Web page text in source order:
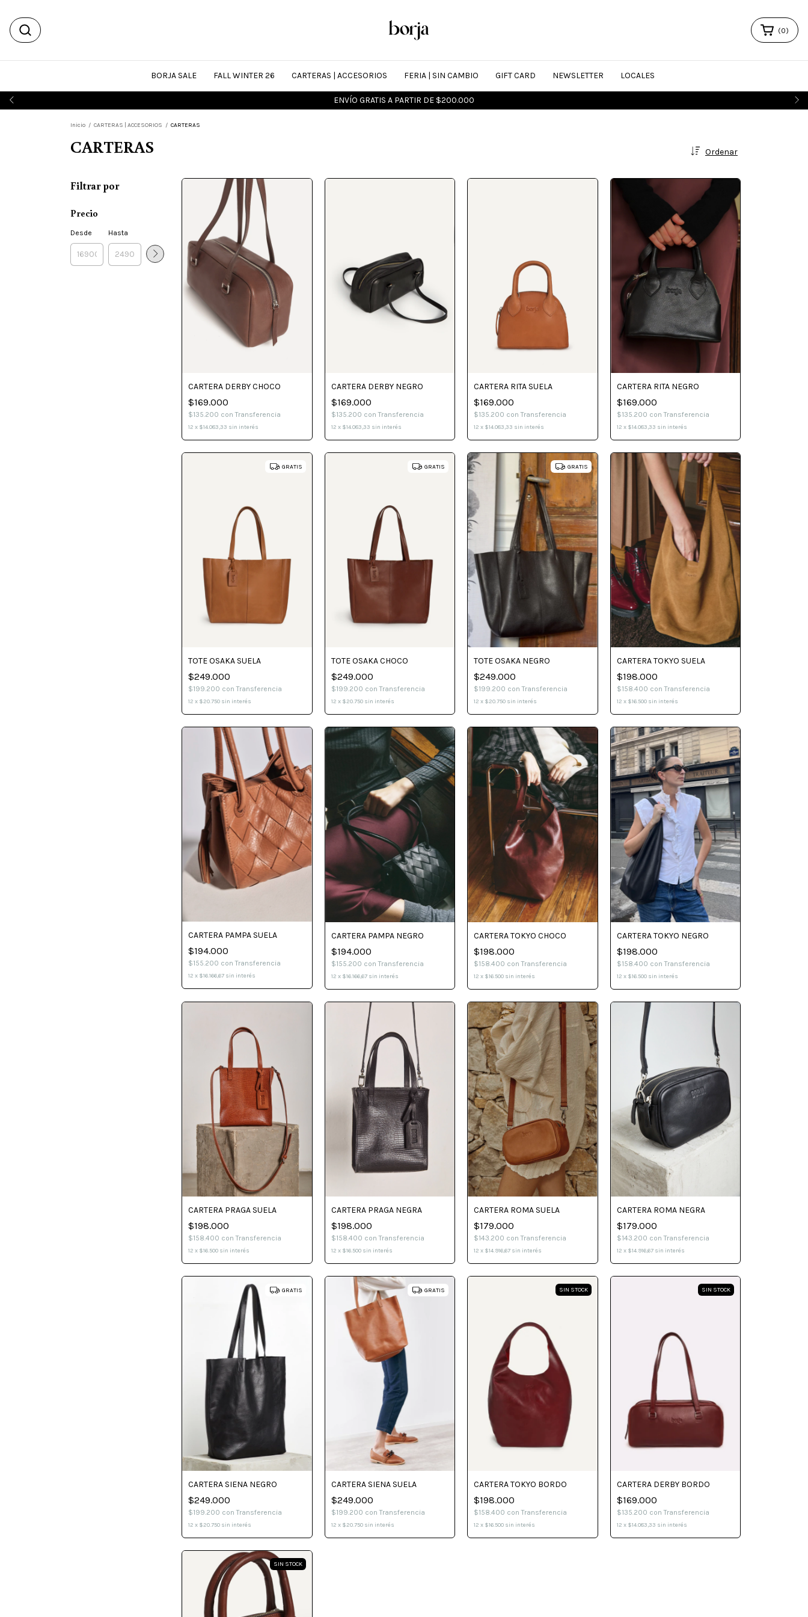
SALE is on > Hasta 50% OFF + 6 CUOTAS SIN INTERÉS
(0)
BORJA SALE FALL WINTER 26 CARTERAS | ACCESORIOS FERIA | SIN CAMBIO GIFT CARD NEWSLETTER LOCALES
Inicio / CARTERAS | ACCESORIOS / CARTERAS
CARTERAS Ordenar
Filtrar por
Precio
Desde Hasta
CARTERA DERBY CHOCO
$169.000
$135.200 con Transferencia
12 x $14.083,33 sin interés
CARTERA DERBY NEGRO
$169.000
$135.200 con Transferencia
12 x $14.083,33 sin interés
CARTERA RITA SUELA
$169.000
$135.200 con Transferencia
12 x $14.083,33 sin interés
CARTERA RITA NEGRO
$169.000
$135.200 con Transferencia
12 x $14.083,33 sin interés
GRATIS
TOTE OSAKA SUELA
$249.000
$199.200 con Transferencia
12 x $20.750 sin interés
GRATIS
TOTE OSAKA CHOCO
$249.000
$199.200 con Transferencia
12 x $20.750 sin interés
GRATIS
TOTE OSAKA NEGRO
$249.000
$199.200 con Transferencia
12 x $20.750 sin interés
CARTERA TOKYO SUELA
$198.000
$158.400 con Transferencia
12 x $16.500 sin interés
CARTERA PAMPA SUELA
$194.000
$155.200 con Transferencia
12 x $16.166,67 sin interés
CARTERA PAMPA NEGRO
$194.000
$155.200 con Transferencia
12 x $16.166,67 sin interés
CARTERA TOKYO CHOCO
$198.000
$158.400 con Transferencia
12 x $16.500 sin interés
CARTERA TOKYO NEGRO
$198.000
$158.400 con Transferencia
12 x $16.500 sin interés
CARTERA PRAGA SUELA
$198.000
$158.400 con Transferencia
12 x $16.500 sin interés
CARTERA PRAGA NEGRA
$198.000
$158.400 con Transferencia
12 x $16.500 sin interés
CARTERA ROMA SUELA
$179.000
$143.200 con Transferencia
12 x $14.916,67 sin interés
CARTERA ROMA NEGRA
$179.000
$143.200 con Transferencia
12 x $14.916,67 sin interés
GRATIS
CARTERA SIENA NEGRO
$249.000
$199.200 con Transferencia
12 x $20.750 sin interés
GRATIS
CARTERA SIENA SUELA
$249.000
$199.200 con Transferencia
12 x $20.750 sin interés
SIN STOCK
CARTERA TOKYO BORDO
$198.000
$158.400 con Transferencia
12 x $16.500 sin interés
SIN STOCK
CARTERA DERBY BORDO
$169.000
$135.200 con Transferencia
12 x $14.083,33 sin interés
SIN STOCK